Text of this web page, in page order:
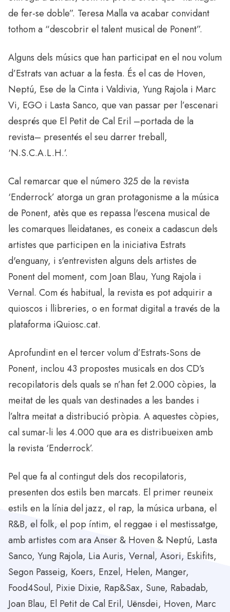
de fer-se doble”. Teresa Malla va acabar convidant
tothom a “descobrir el talent musical de Ponent”.
Alguns dels músics que han participat en el nou volum
d’Estrats van actuar a la festa. És el cas de Hoven,
Neptú, Ese de la Cinta i Valdivia, Yung Rajola i Marc
Vi, EGO i Lasta Sanco, que van passar per l’escenari
després que El Petit de Cal Eril –portada de la
revista– presentés el seu darrer treball,
‘N.S.C.A.L.H.’.
Cal remarcar que el número 325 de la revista
‘Enderrock’ atorga un gran protagonisme a la música
de Ponent, atès que es repassa l'escena musical de
les comarques lleidatanes, es coneix a cadascun dels
artistes que participen en la iniciativa Estrats
d'enguany, i s'entrevisten alguns dels artistes de
Ponent del moment, com Joan Blau, Yung Rajola i
Vernal. Com és habitual, la revista es pot adquirir a
quioscos i llibreries, o en format digital a través de la
plataforma iQuiosc.cat.
Aprofundint en el tercer volum d’Estrats-Sons de
Ponent, inclou 43 propostes musicals en dos CD’s
recopilatoris dels quals se n’han fet 2.000 còpies, la
meitat de les quals van destinades a les bandes i
l’altra meitat a distribució pròpia. A aquestes còpies,
cal sumar-li les 4.000 que ara es distribueixen amb
la revista ‘Enderrock’.
Pel que fa al contingut dels dos recopilatoris,
presenten dos estils ben marcats. El primer reuneix
estils en la línia del jazz, el rap, la música urbana, el
R&B, el folk, el pop íntim, el reggae i el mestissatge,
amb artistes com ara Anser & Hoven & Neptú, Lasta
Sanco, Yung Rajola, Lia Auris, Vernal, Asori, Eskifits,
Segon Passeig, Koers, Enzel, Helen, Manger,
Food4Soul, Pixie Dixie, Rap&Sax, Sune, Rabadab,
Joan Blau, El Petit de Cal Eril, Uënsdei, Hoven, Marc